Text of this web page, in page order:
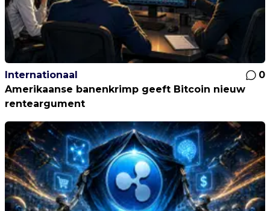
Internationaal
0
Amerikaanse banenkrimp geeft Bitcoin nieuw
renteargument